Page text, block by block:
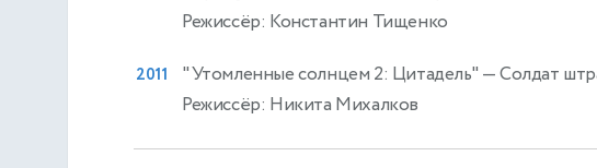
Режиссёр: Константин Тищенко
2011 "Утомленные солнцем 2: Цитадель" — Солдат
Режиссёр: Никита Михалков